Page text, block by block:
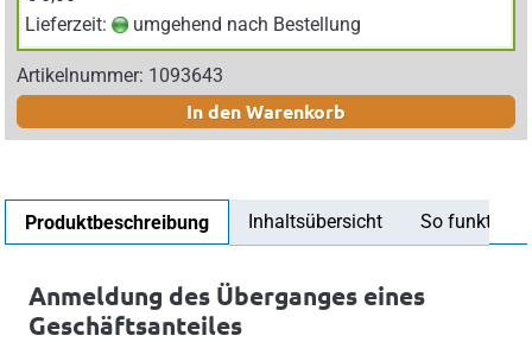
Lieferzeit:
umgehend nach Bestellung
Artikelnummer: 1093643
In den Warenkorb
Produktbeschreibung Inhaltsübersicht So
Anmeldung des Überganges eines
Geschäftsanteiles